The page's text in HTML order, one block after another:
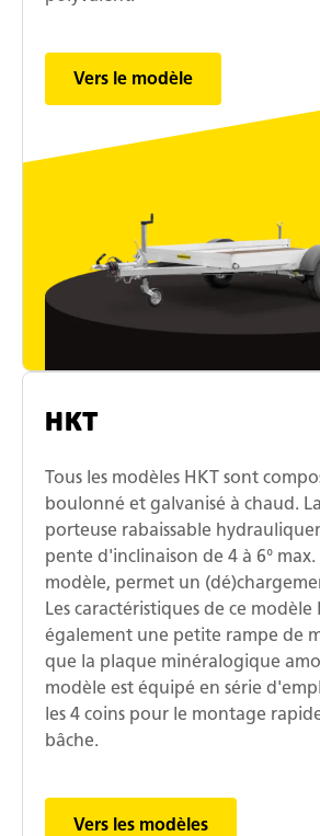
Vers le modèle
HKT
Tous les modèles HKT sont
boulonné et galvanisé à chaud.
porteuse rabaissable
pente d'inclinaison de 4 à 6° max.
modèle, permet un
Les caractéristiques de ce modèle
également une petite rampe de
que la plaque minéralogique
modèle est équipé en série
les 4 coins pour le montage
bâche.
Vers les modèles